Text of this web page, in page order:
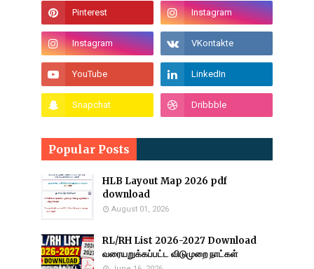
Popular Posts
HLB Layout Map 2026 pdf
download
August 01, 2026
RL/RH List 2026-2027 Download
வரையறுக்கப்பட்ட விடுமுறை நாட்கள்